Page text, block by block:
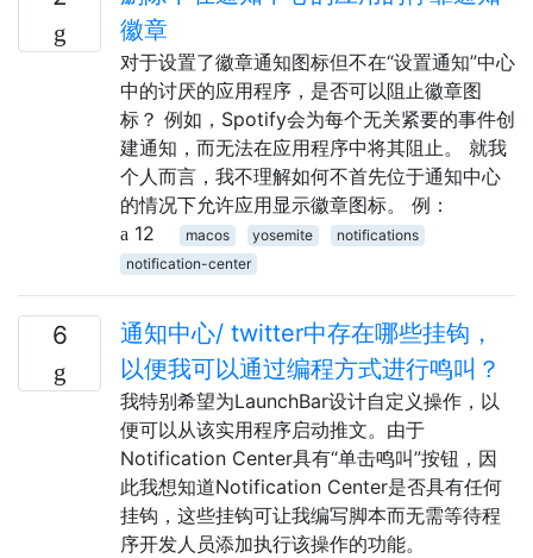
徽章
对于设置了徽章通知图标但不在“设置通知”中心
中的讨厌的应用程序，是否可以阻止徽章图
标？ 例如，Spotify会为每个无关紧要的事件创
建通知，而无法在应用程序中将其阻止。 就我
个人而言，我不理解如何不首先位于通知中心
的情况下允许应用显示徽章图标。 例：
12
macos yosemite
notifications
notification-center
6
通知中心/ twitter中存在哪些挂钩，
以便我可以通过编程方式进行鸣叫？
我特别希望为LaunchBar设计自定义操作，以
便可以从该实用程序启动推文。由于
Notification Center具有“单击鸣叫”按钮，因
此我想知道Notification Center是否具有任何
挂钩，这些挂钩可让我编写脚本而无需等待程
序开发人员添加执行该操作的功能。